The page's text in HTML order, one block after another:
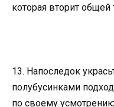
которая вторит общей
13. Напоследок
полубусинками
по своему